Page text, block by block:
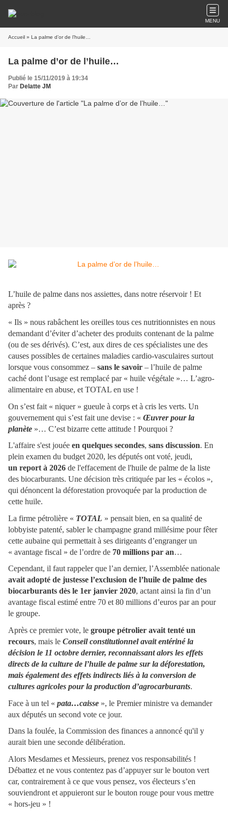
MENU
Accueil » La palme d’or de l’huile…
La palme d’or de l’huile…
Publié le 15/11/2019 à 19:34
Par Delatte JM
L’huile de palme dans nos assiettes, dans notre réservoir ! Et
après ?
« Ils » nous rabâchent les oreilles tous ces nutritionnistes en nous
demandant d’éviter d’acheter des produits contenant de la palme
(ou de ses dérivés). C’est, aux dires de ces spécialistes une des
causes possibles de certaines maladies cardio-vasculaires surtout
lorsque vous consommez – sans le savoir – l’huile de palme
caché dont l’usage est remplacé par « huile végétale »… L’agro-
alimentaire en abuse, et TOTAL en use !
On s’est fait « niquer » gueule à corps et à cris les verts. Un
gouvernement qui s’est fait une devise : « Œuvrer pour la
planète »… C’est bizarre cette attitude ! Pourquoi ?
L'affaire s'est jouée en quelques secondes, sans discussion. En
plein examen du budget 2020, les députés ont voté, jeudi,
un report à 2026 de l'effacement de l'huile de palme de la liste
des biocarburants. Une décision très critiquée par les « écolos »,
qui dénoncent la déforestation provoquée par la production de
cette huile.
La firme pétrolière « TOTAL » pensait bien, en sa qualité de
lobbyiste patenté, sabler le champagne grand millésime pour fêter
cette aubaine qui permettait à ses dirigeants d’engranger un
« avantage fiscal » de l’ordre de 70 millions par an…
Cependant, il faut rappeler que l’an dernier, l’Assemblée nationale
avait adopté de justesse l’exclusion de l’huile de palme des
biocarburants dès le 1er janvier 2020, actant ainsi la fin d’un
avantage fiscal estimé entre 70 et 80 millions d’euros par an pour
le groupe.
Après ce premier vote, le groupe pétrolier avait tenté un
recours, mais le Conseil constitutionnel avait entériné la
décision le 11 octobre dernier, reconnaissant alors les effets
directs de la culture de l’huile de palme sur la déforestation,
mais également des effets indirects liés à la conversion de
cultures agricoles pour la production d’agrocarburants.
Face à un tel « pata…caisse », le Premier ministre va demander
aux députés un second vote ce jour.
Dans la foulée, la Commission des finances a annoncé qu'il y
aurait bien une seconde délibération.
Alors Mesdames et Messieurs, prenez vos responsabilités !
Débattez et ne vous contentez pas d’appuyer sur le bouton vert
car, contrairement à ce que vous pensez, vos électeurs s’en
souviendront et appuieront sur le bouton rouge pour vous mettre
« hors-jeu » !